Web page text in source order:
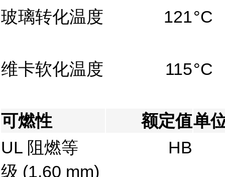
玻璃转化温度 121°C
维卡软化温度 115°C
可燃性 额定值单
UL 阻燃等
级 (1.60 mm)
HB